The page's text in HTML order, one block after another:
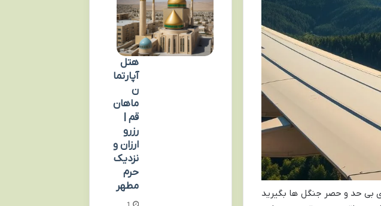
بی حد و حصر جنگل ها بگیرید
هتل
آپارتما
ن
ماهان
قم |
رزرو
ارزان و
نزدیک
حرم
مطهر